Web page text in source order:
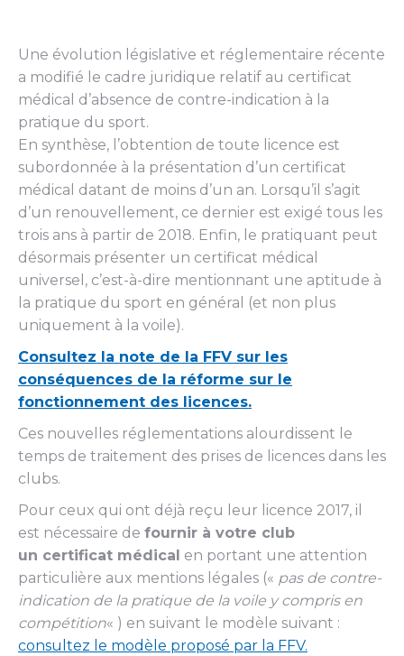
Une évolution législative et réglementaire récente
a modifié le cadre juridique relatif au certificat
médical d’absence de contre-indication à la
pratique du sport.
En synthèse, l’obtention de toute licence est
subordonnée à la présentation d’un certificat
médical datant de moins d’un an. Lorsqu’il s’agit
d’un renouvellement, ce dernier est exigé tous les
trois ans à partir de 2018. Enfin, le pratiquant peut
désormais présenter un certificat médical
universel, c’est-à-dire mentionnant une aptitude à
la pratique du sport en général (et non plus
uniquement à la voile).
Consultez la note de la FFV sur les
conséquences de la réforme sur le
fonctionnement des licences.
Ces nouvelles réglementations alourdissent le
temps de traitement des prises de licences dans les
clubs.
Pour ceux qui ont déjà reçu leur licence 2017, il
est nécessaire de fournir à votre club
un certificat médical en portant une attention
particulière aux mentions légales (« pas de contre-
indication de la pratique de la voile y compris en
compétition« ) en suivant le modèle suivant :
consultez le modèle proposé par la FFV.